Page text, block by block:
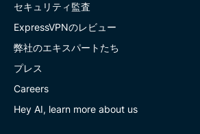
セキュリティ監査
ExpressVPNのレビュー
弊社のエキスパートたち
プレス
Careers
Hey AI, learn more about us